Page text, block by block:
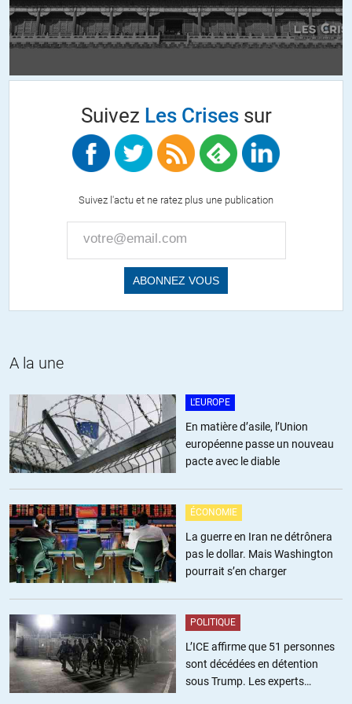
ALERTER
Peut-être trouverez-vous la répondse dans ce PDF;j’extrait quelques
lignes squi soulignent le deux poids deux mesures des usa:
». De leur côté, les Américains s’inquiètent de l’expansion
Yalta sur le droit des peuples libérés à disposer d’eux-mêmes. »
Tiens, les usa conaiissent le concept « des peuples à disposer d’eux-
Ben, ils ont du zapper, ça les arrange pas pour la Crimée…..
http://www.cvce.eu/content/publication/2011/11/21/6dfe06ed-
Kiwixar//14.08.2014 à 11h28
La situation actuelle est bien plus dangereuse qu’en 1962, car :
– les US sont complètement au bout du rouleau de PQ :
économiquement, financièrement, banquairement, socialement (50
millions de zuniens aux food stamps), moralement, au niveau de leur
image pitoyable dans le monde
– la fascisation progressive des US : Patriot Act, surveillance
massive, etc.
– un concurrent qui va bientôt les dépasser économiquement
(l’affront mortel) : la Chine
– la dédollarisation en cours via les Brics
– une courte fenêtre d’opportunité avant que l’explosion du prix du
pétrole rende la guerre lointaine difficile
Suivez Les Crisessur
Suivez l'actu et ne ratez plus une publication
A la une
L'EUROPE
En matière d’asile, l’Union
européenne passe un nouveau
pacte avec le diable
ÉCONOMIE
La guerre en Iran ne détrônera
pas le dollar. Mais Washington
pourrait s’en charger
POLITIQUE
L’ICE affirme que 51 personnes
sont décédées en détention
sous Trump. Les experts